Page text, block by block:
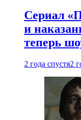
Сериал
и
теперь
2 года спустя2